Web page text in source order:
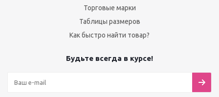
Торговые марки
Таблицы размеров
Как быстро найти товар?
Будьте всегда в курсе!